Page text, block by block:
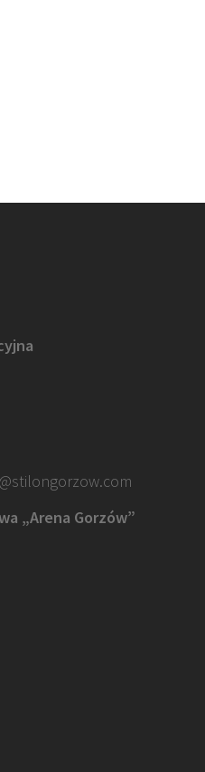
„Arena Gorzów”